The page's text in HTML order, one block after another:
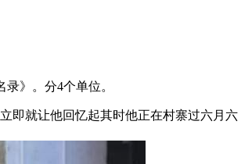
》。分4个单位。
即就让他回忆起其时他正在村寨过六月六